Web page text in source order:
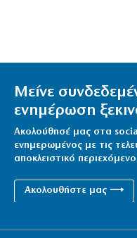
Μείνε
ενημέρωση
Ακολούθησέ μας στα
ενημερωμένος με τις
αποκλειστικό
Ακολουθήστε μας ⟶